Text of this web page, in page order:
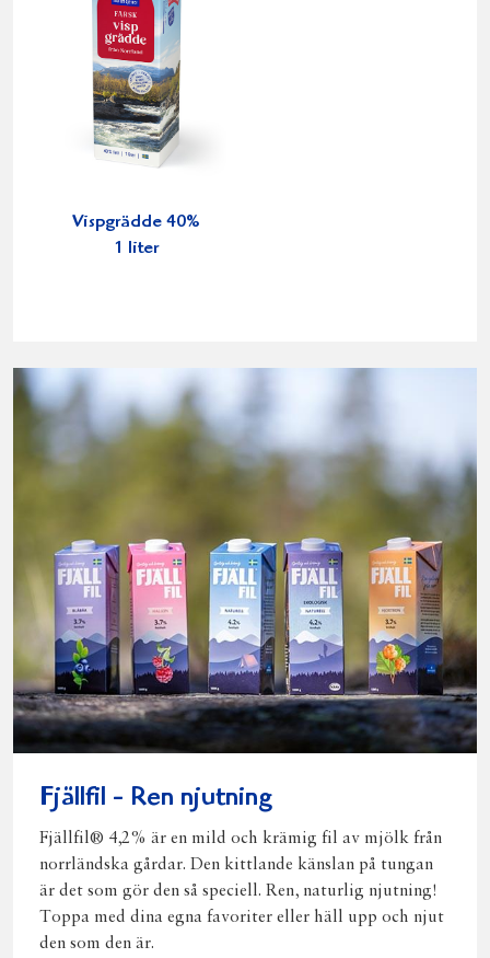
Vispgrädde 40%
1 liter
Fjällfil - Ren njutning
Fjällfil® 4,2% är en mild och krämig fil av mjölk från
norrländska gårdar. Den kittlande känslan på tungan
är det som gör den så speciell. Ren, naturlig njutning!
Toppa med dina egna favoriter eller häll upp och njut
den som den är.